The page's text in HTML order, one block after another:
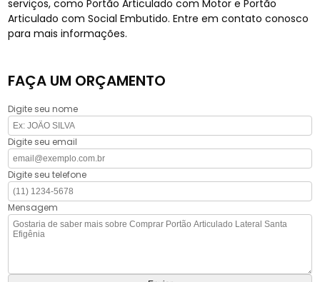
serviços, como Portão Articulado com Motor e Portão
Articulado com Social Embutido. Entre em contato conosco
para mais informações.
FAÇA UM ORÇAMENTO
Digite seu nome
Digite seu email
Digite seu telefone
Mensagem